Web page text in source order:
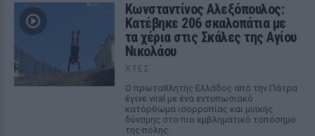
Κωνσταντίνος Αλεξόπουλος:
Κατέβηκε 206 σκαλοπάτια με
τα χέρια στις Σκάλες της Αγίου
Νικολάου
ΧΤΕΣ
Ο πρωταθλητής Ελλάδος από την Πάτρα
έγινε viral με ένα εντυπωσιακό
κατόρθωμα ισορροπίας και μυϊκής
δύναμης στο πιο εμβληματικό τοπόσημο
της πόλης.